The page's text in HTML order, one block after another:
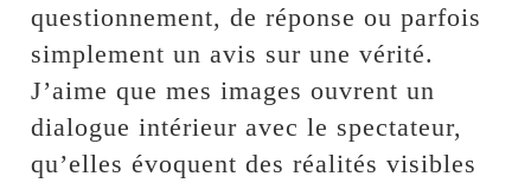
questionnement, de réponse ou parfois
simplement un avis sur une vérité.
J’aime que mes images ouvrent un
dialogue intérieur avec le spectateur,
qu’elles évoquent des réalités visibles